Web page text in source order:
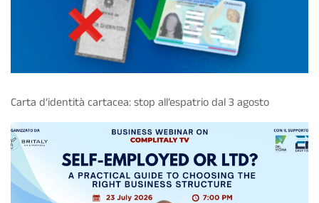
Carta d’identità cartacea: stop all’espatrio dal 3 agosto